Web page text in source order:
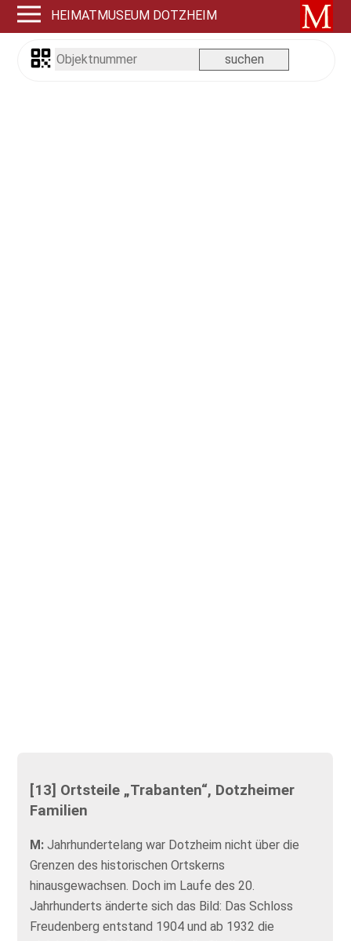
HEIMATMUSEUM DOTZHEIM
[13] Ortsteile „Trabanten“, Dotzheimer
Familien
M: Jahrhundertelang war Dotzheim nicht über die
Grenzen des historischen Ortskerns
hinausgewachsen. Doch im Laufe des 20.
Jahrhunderts änderte sich das Bild: Das Schloss
Freudenberg entstand 1904 und ab 1932 die